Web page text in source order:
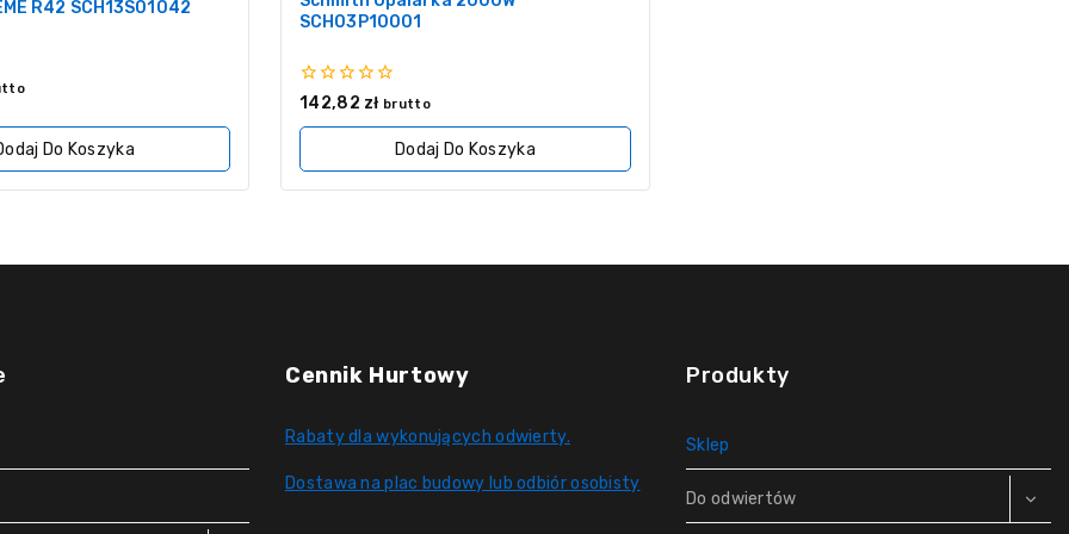
R42 SCH13S01042
Do Koszyka
SCH03P10001
0
5
142,82 zł brutto
Dodaj Do Koszyka
Cennik Hurtowy
Rabaty dla wykonujących odwierty.
Dostawa na plac budowy lub odbiór osobisty
Produkty
Sklep
Do odwiertów